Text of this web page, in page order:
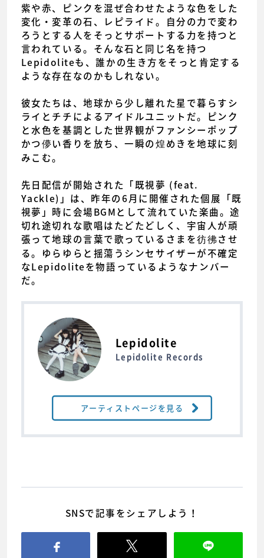
紫や赤、ピンクを混ぜ合わせたような色をした
変化・変革の石、レピライド。自分の力で変わ
ろうとする人をそっとサポートする力を持つと
言われている。そんな石と同じ名を持つ
Lepidoliteも、誰かの生き方をそっと肯定する
ような存在なのかもしれない。
彼女たちは、地球から少し離れた星で暮らすシ
ライとチチによるアイドルユニットだ。ピンク
と水色を基調とした世界観がファンシーポップ
かつ儚い香りを放ち、一瞬の煌めきを地球に刻
みこむ。
先日配信が開始された「既視夢 (feat.
Yackle)」は、昨年の6月に開催された個展「既
視夢」時に会場BGMとして流れていた楽曲。途
切れ途切れな歌唱はたどたどしく、宇宙人が頑
張って地球の言葉で歌っているさまを彷彿させ
る。ゆらゆらと揺蕩うシンセサイザーが不確定
なLepidoliteを物語っているようなナンバー
だ。
Lepidolite
Lepidolite Records
アーティストページを見る
SNSで記事をシェアしよう！